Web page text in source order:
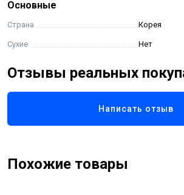
Основные
Страна Корея
Сухие Нет
Отзывы реальных
Написать отзыв
Похожие товары